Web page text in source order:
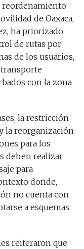
reordenamiento
de Oaxaca,
ha priorizado
de rutas por
de los usuarios,
con la zona
la restricción
la reorganización
para los
deben realizar
para
donde,
no cuenta con
a esquemas
reiteraron que